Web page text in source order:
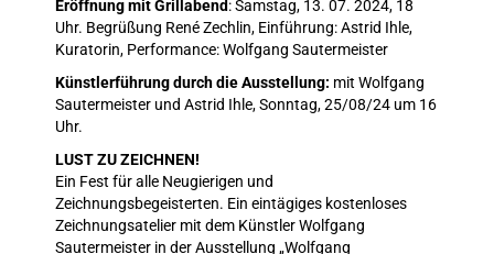
Eröffnung mit Grillabend: Samstag, 13. 07. 2024, 18
Uhr. Begrüßung René Zechlin, Einführung: Astrid Ihle,
Kuratorin, Performance: Wolfgang Sautermeister
Künstlerführung durch die Ausstellung: mit Wolfgang
Sautermeister und Astrid Ihle, Sonntag, 25/08/24 um 16
Uhr.
LUST ZU ZEICHNEN!
Ein Fest für alle Neugierigen und
Zeichnungsbegeisterten. Ein eintägiges kostenloses
Zeichnungsatelier mit dem Künstler Wolfgang
Sautermeister in der Ausstellung „Wolfgang